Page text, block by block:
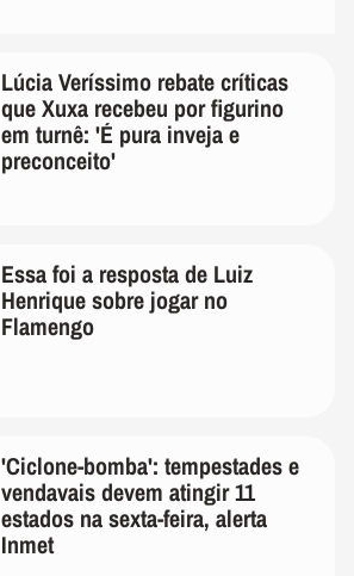
Lúcia Veríssimo rebate críticas
que Xuxa recebeu por figurino
em turnê: 'É pura inveja e
preconceito'
Essa foi a resposta de Luiz
Henrique sobre jogar no
Flamengo
'Ciclone-bomba': tempestades e
vendavais devem atingir 11
estados na sexta-feira, alerta
Inmet